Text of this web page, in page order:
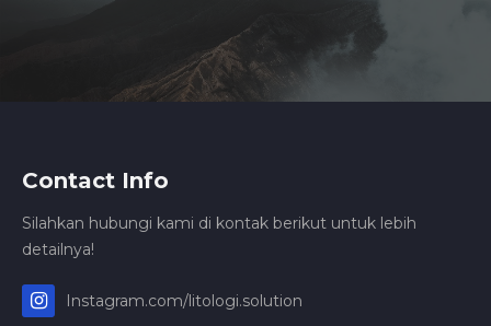
Contact Info
Silahkan hubungi kami di kontak berikut untuk lebih
detailnya!
Instagram.com/litologi.solution